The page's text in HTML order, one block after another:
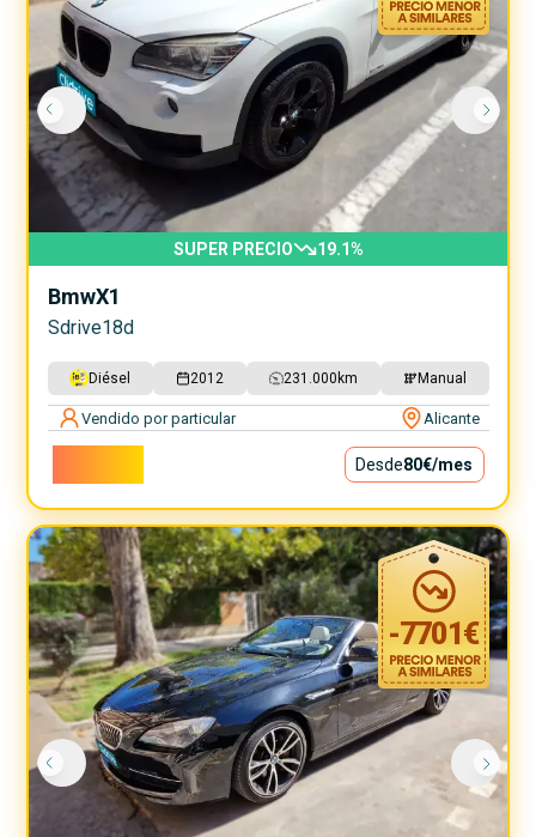
SUPER PRECIO 19.1%
BmwX1
Sdrive18d
Diésel 2012 231.000 km Manual
Vendido por particular Alicante
Desde80€/mes
-7701€